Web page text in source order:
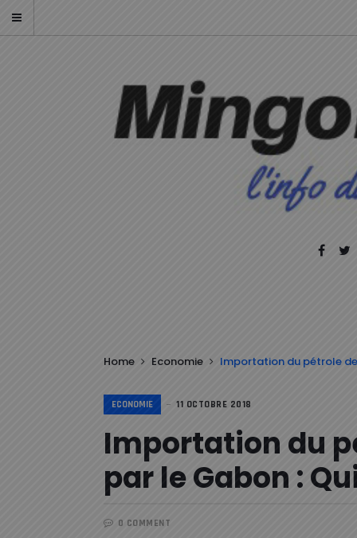
Home Economie Importation du pétrole
ECONOMIE 11 OCTOBRE 2018
Importation du
par le Gabon :
0 COMMENT